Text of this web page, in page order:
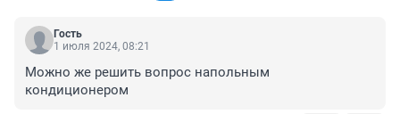
Гость
1 июля 2024, 08:21
Можно же решить вопрос напольным
кондиционером